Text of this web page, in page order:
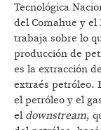
Tecnológica
del Comahue y
trabaja sobre lo
producción de
es la extracción
extraés petróleo.
el petróleo y el
el downstream,